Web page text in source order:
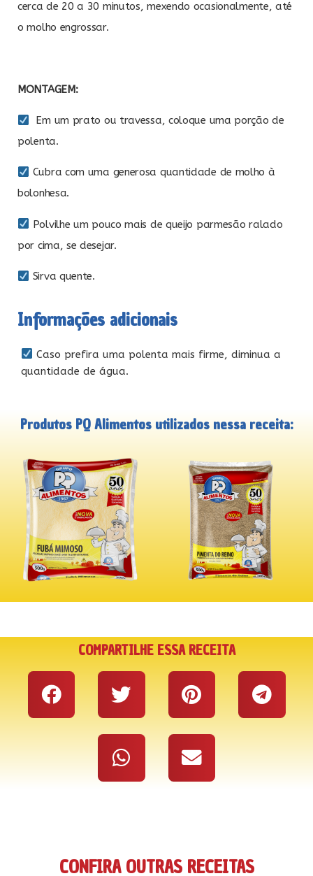
cerca de 20 a 30 minutos, mexendo ocasionalmente, até
o molho engrossar.
MONTAGEM:
Em um prato ou travessa, coloque uma porção de
polenta.
Cubra com uma generosa quantidade de molho à
bolonhesa.
Polvilhe um pouco mais de queijo parmesão ralado
por cima, se desejar.
Sirva quente.
Informações adicionais
Caso prefira uma polenta mais firme, diminua a
quantidade de água.
Produtos PQ Alimentos utilizados nessa receita:
COMPARTILHE ESSA RECEITA
CONFIRA OUTRAS RECEITAS